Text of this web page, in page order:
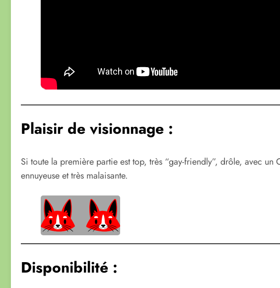
Plaisir de visionnage :
Si toute la première partie est top, très “gay-friendly”, drôle, avec
ennuyeuse et très malaisante.
Disponibilité :